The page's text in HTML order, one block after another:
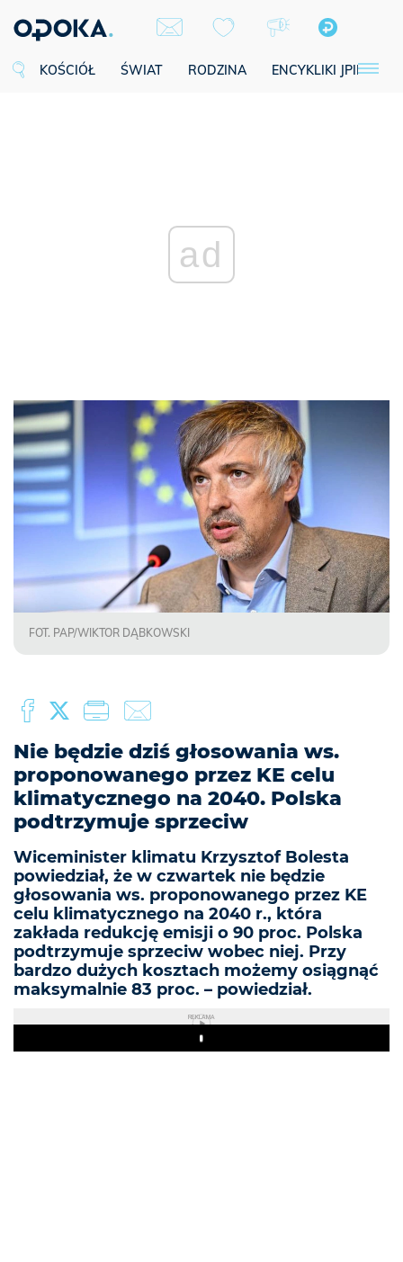
KOŚCIÓŁ ŚWIAT RODZINA ENCYKLIKI JPII
ad
FOT. PAP/WIKTOR DĄBKOWSKI
Nie będzie dziś głosowania ws.
proponowanego przez KE celu
klimatycznego na 2040. Polska
podtrzymuje sprzeciw
Wiceminister klimatu Krzysztof Bolesta
powiedział, że w czwartek nie będzie
głosowania ws. proponowanego przez KE
celu klimatycznego na 2040 r., która
zakłada redukcję emisji o 90 proc. Polska
podtrzymuje sprzeciw wobec niej. Przy
bardzo dużych kosztach możemy osiągnąć
maksymalnie 83 proc. – powiedział.
REKLAMA
Play